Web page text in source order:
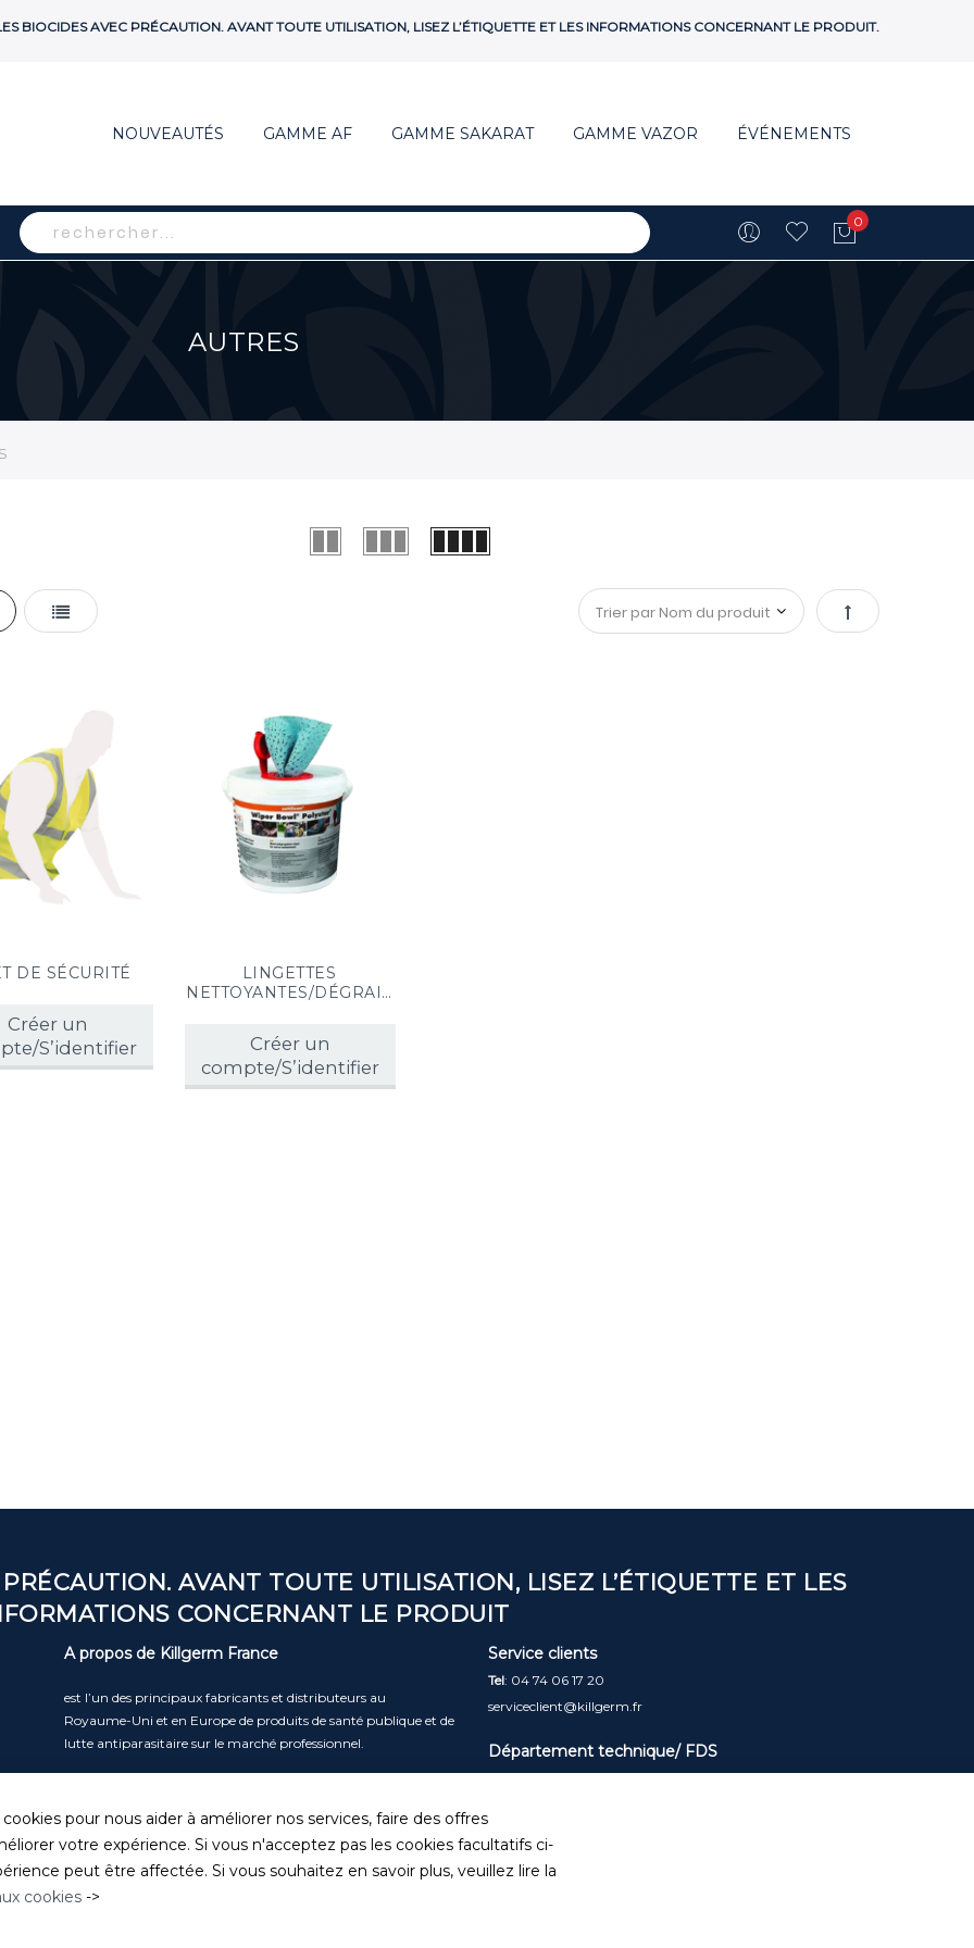
BIOCIDES AVEC PRÉCAUTION. AVANT TOUTE UTILISATION, LISEZ L’ÉTIQUETTE ET LES INFORMATIONS CONCERNANT LE PRODUIT.
NOUVEAUTÉS GAMME AF GAMME SAKARAT GAMME VAZOR ÉVÉNEMENTS
Rechercher Mon
0
AUTRES
Liste Par
DE SÉCURITÉ
Créer un
S’identifier
LINGETTES
NETTOYANTES/DÉGRAIS
Créer un
compte/S’identifier
AVANT TOUTE UTILISATION, LISEZ L’ÉTIQUETTE ET LES
CONCERNANT LE PRODUIT
A propos de Killgerm France
est l’un des principaux fabricants et distributeurs au
Royaume-Uni et en Europe de produits de santé publique et de
lutte antiparasitaire sur le marché professionnel.
Service clients
Tel: 04 74 06 17 20
serviceclient@killgerm.fr
Département technique/ FDS
info@killgerm.fr
confidentialité
pour nous aider à améliorer nos services, faire des offres
votre expérience. Si vous n'acceptez pas les cookies facultatifs ci-
peut être affectée. Si vous souhaitez en savoir plus, veuillez lire la
cookies ->